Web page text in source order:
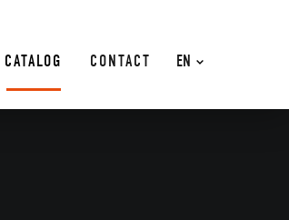
EN
CATALOG CONTACT